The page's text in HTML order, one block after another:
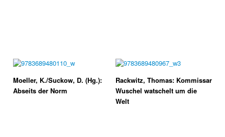
Moeller, K./Suckow, D. (Hg.):
Abseits der Norm
Rackwitz, Thomas: Kommissar
Wuschel watschelt um die
Welt